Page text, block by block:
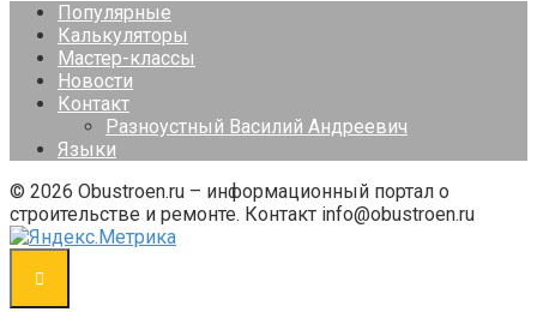
Популярные
Калькуляторы
Мастер-классы
Новости
Контакт
Разноустный Василий Андреевич
Языки
© 2026 Obustroen.ru – информационный портал о
строительстве и ремонте. Контакт info@obustroen.ru